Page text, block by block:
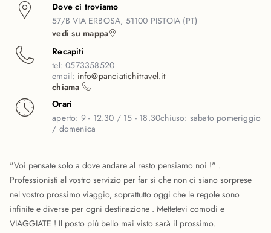
Dove ci troviamo
57/B VIA ERBOSA, 51100 PISTOIA (PT)
vedi su mappa
Recapiti
tel:0573358520
email: info@panciatichitravel.it
chiama
Orari
aperto: 9 - 12.30 / 15 - 18.30chiuso: sabato pomeriggio
/ domenica
"Voi pensate solo a dove andare al resto pensiamo noi !" .
Professionisti al vostro servizio per far si che non ci siano sorprese
nel vostro prossimo viaggio, soprattutto oggi che le regole sono
infinite e diverse per ogni destinazione . Mettetevi comodi e
VIAGGIATE ! Il posto più bello mai visto sarà il prossimo.